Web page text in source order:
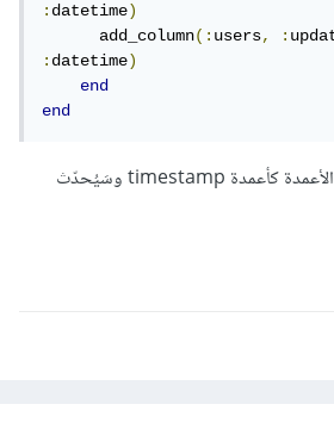
:datetime)
      add_column
(:users, :
:datetime)
end
end
سوف يتعامل ريلز مع هذه الأعمدة كأعمدة timestamp وسَيُحدّث